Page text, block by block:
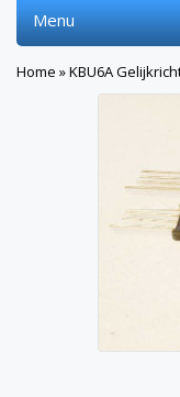
Menu
Home »KBU6A